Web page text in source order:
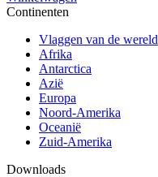
Continenten
Vlaggen van de wereld
Afrika
Antarctica
Azië
Europa
Noord-Amerika
Oceanië
Zuid-Amerika
Downloads